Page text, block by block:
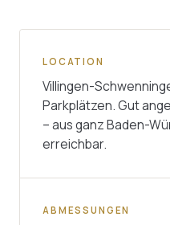
LOCATION
Villingen-
Parkplätzen. Gut
– aus ganz Baden-
erreichbar.
ABMESSUNGEN